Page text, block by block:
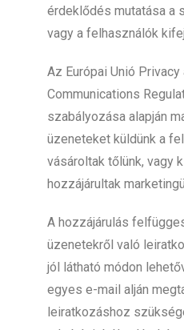
érdeklődés mutatása a
vagy a felhasználók
Az Európai Unió
Communications
szabályozása alapján
üzeneteket küldünk a
vásároltak tőlünk, vagy
hozzájárultak
A hozzájárulás
üzenetekről való
jól látható módon
egyes e-mail alján
leiratkozáshoz